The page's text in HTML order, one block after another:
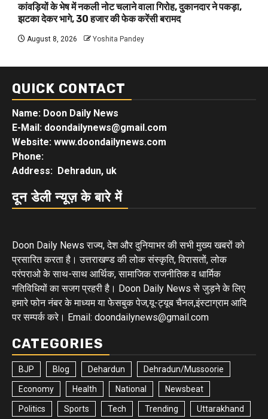
कांवड़ियों के भेष में नकली नोट चलाने वाला गिरोह, दुकानदार ने पकड़ा,
झटका देकर भागे, 30 हजार की फेक करेंसी बरामद
August 8, 2026 Yoshita Pandey
QUICK CONTACT
Name: Doon Daily News
E-Mail: doondailynews@gmail.com
Website: www.doondailynews.com
Phone:
Address: Dehradun, uk
दून डेली न्यूज़ के बारे में
Doon Daily News राज्य, देश और दुनियाभर की सभी मुख्य खबरों को
प्रसारित करता है। उत्तराखण्ड की लोक संस्कृति, विरासतों, लोक
परंपराओ के साथ-साथ आर्थिक, सामाजिक राजनीतिक व धार्मिक
गतिविधियों का सजग प्रहरी है। Doon Daily News से जुड़ने के लिए
हमारे फोन नंबर के माध्यम या फेसबुक पेज,यू-ट्यूब चैनल,इंस्टाग्राम आदि
पर सम्पर्क करे। Email: doondailynews@gmail.com
CATEGORIES
BJP Blog Dehardun Dehradun/Mussoorie
Economy Health National Newsbeat
Politics Sports Tech Trending Uttarakhand